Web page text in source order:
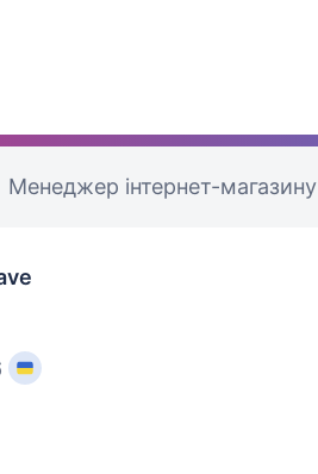
Менеджер інтернет-магазину